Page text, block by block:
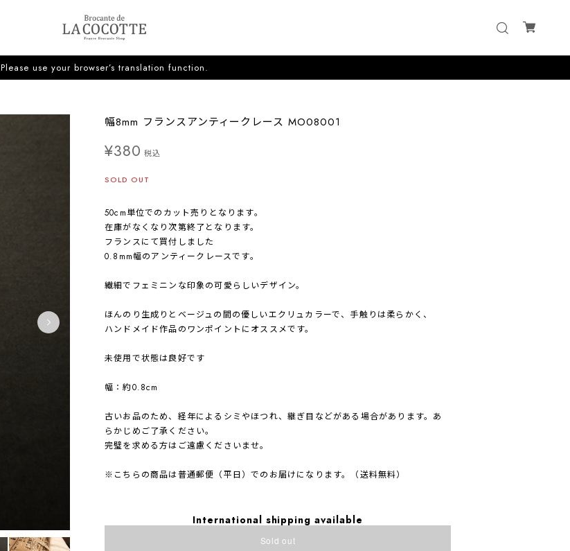
Please use your browser’s translation function.
幅8mm フランスアンティークレース MO08001
¥380 税込
SOLD OUT
50cm単位でのカット売りとなります。
在庫がなくなり次第終了となります。
フランスにて買付しました
0.8mm幅のアンティークレースです。
繊細でフェミニンな印象の可愛らしいデザイン。
ほんのり生成りとベージュの間の優しいエクリュカラーで、手触りは柔らかく、
ハンドメイド作品のワンポイントにオススメです。
未使用で状態は良好です
幅：約0.8cm
古いお品のため、経年によるシミやほつれ、継ぎ目などがある場合があります。あ
らかじめご了承ください。
完璧を求める方はご遠慮くださいませ。
※こちらの商品は普通郵便（平日）でのお届けになります。（送料無料）
International shipping available
Sold out